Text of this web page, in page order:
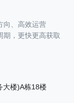
向、高效运营
期，更快更高获取
大楼)A栋18楼